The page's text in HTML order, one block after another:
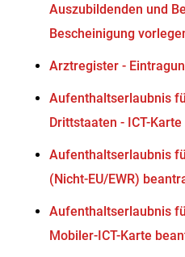
Auszubildenden und
Bescheinigung
Arztregister -
Aufenthaltserlaubnis
Drittstaaten - ICT-
Aufenthaltserlaubnis
(Nicht-EU/EWR)
Aufenthaltserlaubnis
Mobiler-ICT-Karte